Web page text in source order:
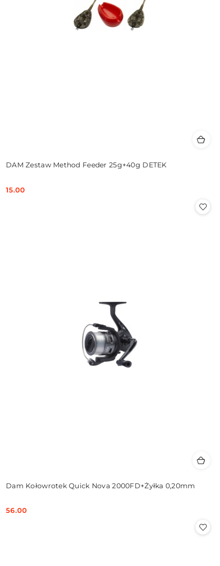
DAM Zestaw Method Feeder 25g+40g DETEK
Cena:
15.00
Dam Kołowrotek Quick Nova 2000FD+Żyłka 0,20mm
Cena:
56.00